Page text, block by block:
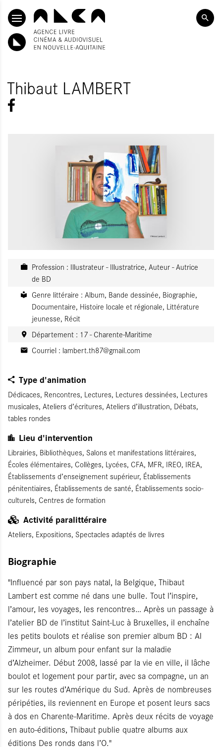
SKIP TO CONTENT
Thibaut LAMBERT
Profession : Illustrateur - Illustratrice, Auteur - Autrice
de BD
Genre littéraire : Album, Bande dessinée, Biographie,
Documentaire, Histoire locale et régionale, Littérature
jeunesse, Récit
Département : 17 - Charente-Maritime
Courriel : lambert.th87@gmail.com
Type d'animation
Dédicaces, Rencontres, Lectures, Lectures dessinées, Lectures
musicales, Ateliers d’écritures, Ateliers d’illustration, Débats,
tables rondes
Lieu d'intervention
Librairies, Bibliothèques, Salons et manifestations littéraires,
Écoles élémentaires, Collèges, Lycées, CFA, MFR, IREO, IREA,
Établissements d’enseignement supérieur, Établissements
pénitentiaires, Établissements de santé, Établissements socio-
culturels, Centres de formation
Activité paralittéraire
Ateliers, Expositions, Spectacles adaptés de livres
Biographie
"Influencé par son pays natal, la Belgique, Thibaut
Lambert est comme né dans une bulle. Tout l’inspire,
l’amour, les voyages, les rencontres… Après un passage à
l’atelier BD de l’institut Saint-Luc à Bruxelles, il enchaîne
les petits boulots et réalise son premier album BD : Al
Zimmeur, un album pour enfant sur la maladie
d’Alzheimer. Début 2008, lassé par la vie en ville, il lâche
boulot et logement pour partir, avec sa compagne, un an
sur les routes d’Amérique du Sud. Après de nombreuses
péripéties, ils reviennent en Europe et posent leurs sacs
à dos en Charente-Maritime. Après deux récits de voyage
en auto-éditions, Thibaut publie quatre albums aux
éditions Des ronds dans l’O."